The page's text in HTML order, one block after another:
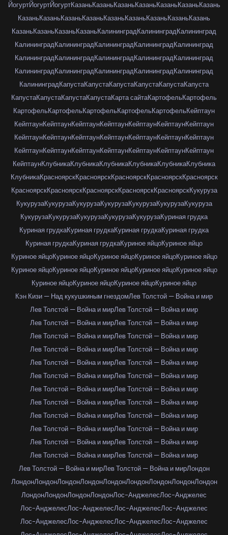
ЙогуртЙогуртЙогуртКазаньКазаньКазаньКазаньКазаньКазаньКазань
КазаньКазаньКазаньКазаньКазаньКазаньКазаньКазаньКазань
КазаньКазаньКазаньКазаньКалининградКалининградКалининград
КалининградКалининградКалининградКалининградКалининград
КалининградКалининградКалининградКалининградКалининград
КалининградКалининградКалининградКалининградКалининград
КалининградКапустаКапустаКапустаКапустаКапустаКапуста
КапустаКапустаКапустаКапустаКарта сайтаКартофельКартофель
КартофельКартофельКартофельКартофельКартофельКейптаун
КейптаунКейптаунКейптаунКейптаунКейптаунКейптаунКейптаун
КейптаунКейптаунКейптаунКейптаунКейптаунКейптаунКейптаун
КейптаунКейптаунКейптаунКейптаунКейптаунКейптаунКейптаун
КейптаунКлубникаКлубникаКлубникаКлубникаКлубникаКлубника
КлубникаКрасноярскКрасноярскКрасноярскКрасноярскКрасноярск
КрасноярскКрасноярскКрасноярскКрасноярскКрасноярскКукуруза
КукурузаКукурузаКукурузаКукурузаКукурузаКукурузаКукуруза
КукурузаКукурузаКукурузаКукурузаКукурузаКуриная грудка
Куриная грудкаКуриная грудкаКуриная грудкаКуриная грудка
Куриная грудкаКуриная грудкаКуриное яйцоКуриное яйцо
Куриное яйцоКуриное яйцоКуриное яйцоКуриное яйцоКуриное яйцо
Куриное яйцоКуриное яйцоКуриное яйцоКуриное яйцоКуриное яйцо
Куриное яйцоКуриное яйцоКуриное яйцоКуриное яйцо
Кэн Кизи — Над кукушкиным гнездомЛев Толстой — Война и мир
Лев Толстой — Война и мирЛев Толстой — Война и мир
Лев Толстой — Война и мирЛев Толстой — Война и мир
Лев Толстой — Война и мирЛев Толстой — Война и мир
Лев Толстой — Война и мирЛев Толстой — Война и мир
Лев Толстой — Война и мирЛев Толстой — Война и мир
Лев Толстой — Война и мирЛев Толстой — Война и мир
Лев Толстой — Война и мирЛев Толстой — Война и мир
Лев Толстой — Война и мирЛев Толстой — Война и мир
Лев Толстой — Война и мирЛев Толстой — Война и мир
Лев Толстой — Война и мирЛев Толстой — Война и мир
Лев Толстой — Война и мирЛев Толстой — Война и мир
Лев Толстой — Война и мирЛев Толстой — Война и мир
Лев Толстой — Война и мирЛев Толстой — Война и мирЛондон
ЛондонЛондонЛондонЛондонЛондонЛондонЛондонЛондонЛондон
ЛондонЛондонЛондонЛондонЛос-АнджелесЛос-Анджелес
Лос-АнджелесЛос-АнджелесЛос-АнджелесЛос-Анджелес
Лос-АнджелесЛос-АнджелесЛос-АнджелесЛос-Анджелес